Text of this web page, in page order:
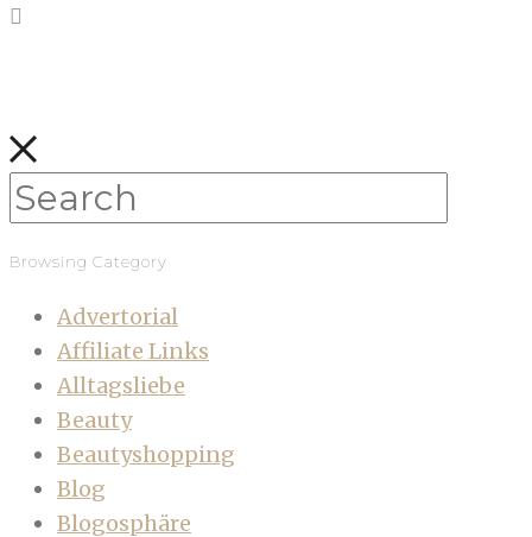
Browsing Category
Advertorial
Affiliate Links
Alltagsliebe
Beauty
Beautyshopping
Blog
Blogosphäre